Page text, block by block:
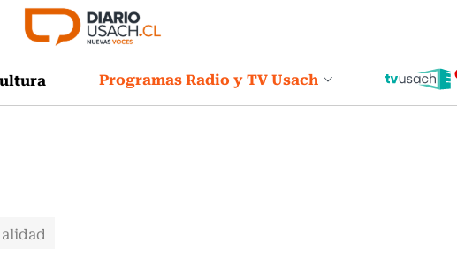
Programas Radio y TV Usach